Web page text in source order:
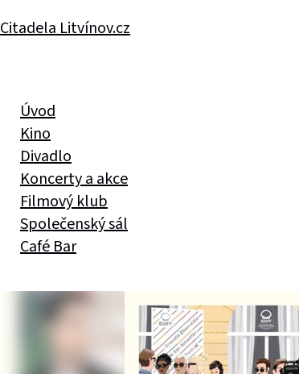
Citadela Litvínov.cz
Úvod
Kino
Divadlo
Koncerty a akce
Filmový klub
Společenský sál
Café Bar